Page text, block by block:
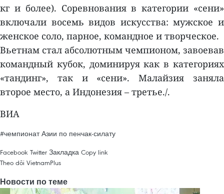
кг и более). Соревнования в категории «сени»
включали восемь видов искусства: мужское и
женское соло, парное, командное и творческое.
Вьетнам стал абсолютным чемпионом, завоевав
командный кубок, доминируя как в категориях
«тандинг», так и «сени». Малайзия заняла
второе место, а Индонезия – третье./.
ВИА
#чемпионат Азии по пенчак-силату
Facebook Twitter Закладка Copy link
Theo dõi VietnamPlus
Новости по теме